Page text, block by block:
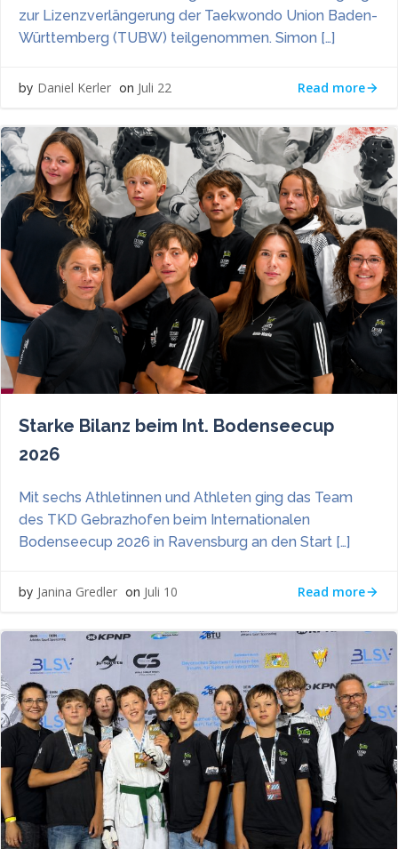
zur Lizenzverlängerung der Taekwondo Union Baden-
Württemberg (TUBW) teilgenommen. Simon […]
by Daniel Kerler on Juli 22 Read more
Starke Bilanz beim Int. Bodenseecup
2026
Mit sechs Athletinnen und Athleten ging das Team
des TKD Gebrazhofen beim Internationalen
Bodenseecup 2026 in Ravensburg an den Start […]
by Janina Gredler on Juli 10 Read more